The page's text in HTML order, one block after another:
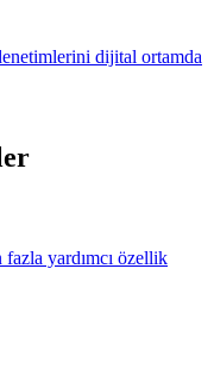
dijital ortamda
yardımcı özellik